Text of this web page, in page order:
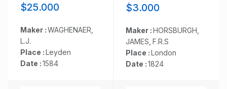
Pascaerte van
$25.000
Maker :WAGHENAER,
L.J.
Place :Leyden
Date :1584
$3.000
Maker :HORSBURGH,
JAMES, F.R.S
Place :London
Date :1824